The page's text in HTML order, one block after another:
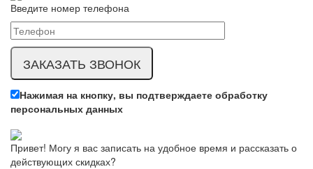
Введите номер телефона
Нажимая на кнопку, вы подтверждаете обработку
персональных данных
Привет! Могу я вас записать на удобное время и рассказать о
действующих скидках?